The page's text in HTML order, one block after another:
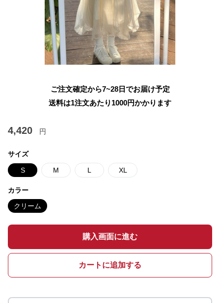
ご注文確定から7~28日でお届け予定
送料は1注文あたり 1000円かかります
4,420 円
サイズ
S M L XL
カラー
クリーム
購入画面に進む
カートに追加する